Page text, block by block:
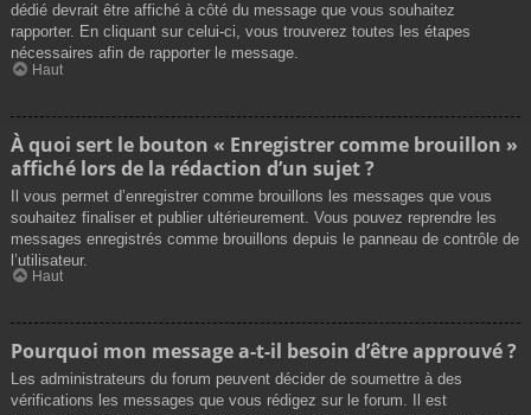
dédié devrait être affiché à côté du message que vous souhaitez
rapporter. En cliquant sur celui-ci, vous trouverez toutes les étapes
nécessaires afin de rapporter le message.
Haut
À quoi sert le bouton « Enregistrer comme brouillon »
affiché lors de la rédaction d’un sujet ?
Il vous permet d’enregistrer comme brouillons les messages que vous
souhaitez finaliser et publier ultérieurement. Vous pouvez reprendre les
messages enregistrés comme brouillons depuis le panneau de contrôle de
l’utilisateur.
Haut
Pourquoi mon message a-t-il besoin d’être approuvé ?
Les administrateurs du forum peuvent décider de soumettre à des
vérifications les messages que vous rédigez sur le forum. Il est